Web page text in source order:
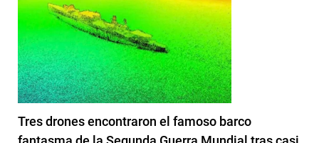
Tres drones encontraron el famoso barco